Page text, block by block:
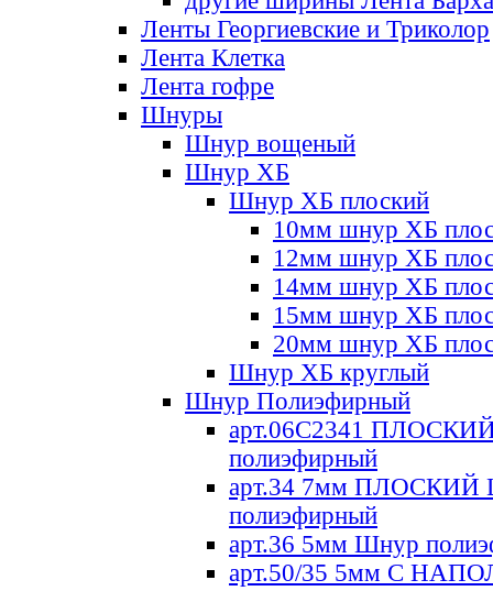
Ленты Георгиевские и Триколор
Лента Клетка
Лента гофре
Шнуры
Шнур вощеный
Шнур ХБ
Шнур ХБ плоский
10мм шнур ХБ
12мм шнур ХБ
14мм шнур ХБ
15мм шнур ХБ
20мм шнур ХБ
Шнур ХБ круглый
Шнур Полиэфирный
арт.06С2341
полиэфирный
арт.34 7мм ПЛОСКИЙ
полиэфирный
арт.36 5мм Шнур
арт.50/35 5мм С